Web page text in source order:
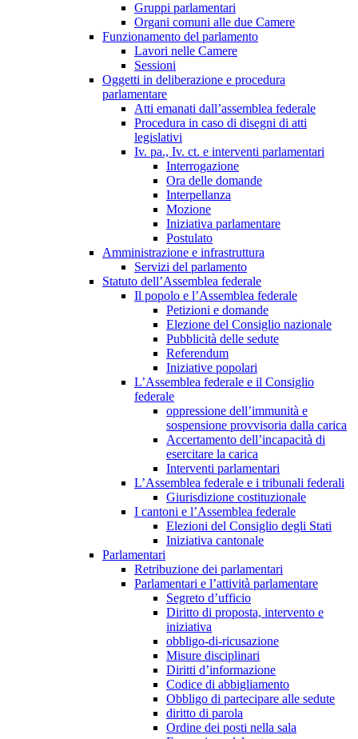
Gruppi parlamentari
Organi comuni alle due Camere
Funzionamento del parlamento
Lavori nelle Camere
Sessioni
Oggetti in deliberazione e procedura
parlamentare
Atti emanati dall’assemblea federale
Procedura in caso di disegni di atti
legislativi
Iv. pa., Iv. ct. e interventi parlamentari
Interrogazione
Ora delle domande
Interpellanza
Mozione
Iniziativa parlamentare
Postulato
Amministrazione e infrastruttura
Servizi del parlamento
Statuto dell’Assemblea federale
Il popolo e l’Assemblea federale
Petizioni e domande
Elezione del Consiglio nazionale
Pubblicità delle sedute
Referendum
Iniziative popolari
L’Assemblea federale e il Consiglio
federale
oppressione dell’immunità e
sospensione provvisoria dalla carica
Accertamento dell’incapacità di
esercitare la carica
Interventi parlamentari
L’Assemblea federale e i tribunali federali
Giurisdizione costituzionale
I cantoni e l’Assemblea federale
Elezioni del Consiglio degli Stati
Iniziativa cantonale
Parlamentari
Retribuzione dei parlamentari
Parlamentari e l’attività parlamentare
Segreto d’ufficio
Diritto di proposta, intervento e
iniziativa
obbligo-di-ricusazione
Misure disciplinari
Diritti d’informazione
Codice di abbigliamento
Obbligo di partecipare alle sedute
diritto di parola
Ordine dei posti nella sala